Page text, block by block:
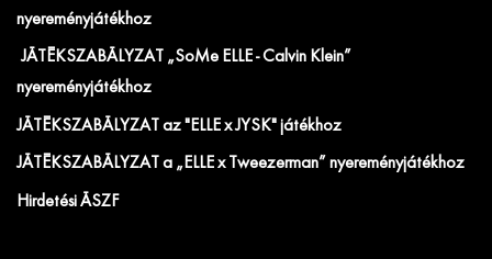
nyereményjátékhoz
JÁTÉKSZABÁLYZAT „SoMe ELLE - Calvin Klein”
nyereményjátékhoz
JÁTÉKSZABÁLYZAT az "ELLE x JYSK" játékhoz
JÁTÉKSZABÁLYZAT a „ELLE x Tweezerman” nyereményjátékhoz
Hirdetési ÁSZF